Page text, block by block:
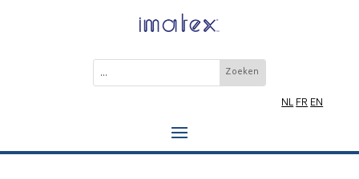
NLFREN